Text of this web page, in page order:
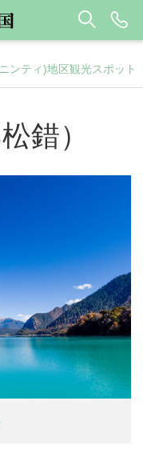
ンティ)地区観光スポット
錯）